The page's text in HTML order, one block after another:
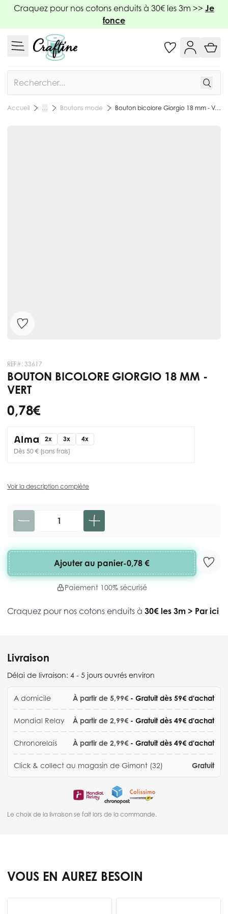
Allez au contenu
Craquez pour nos cotons enduits à 30€ les 3m >> Je
fonce
Accueil … Boutons mode Bouton bicolore Giorgio 18 mm - Vert
REF#: 33617
BOUTON BICOLORE GIORGIO 18 MM -
VERT
0,78 €
2x 3x
4x
Dès 50 € (sans frais)
Voir la description complète
Quantité
Ajouter au panier-0,78 €
Paiement 100% sécurisé
Craquez pour nos cotons enduits à 30€ les 3m > Par ici
Livraison
Délai de livraison: 4 - 5 jours ouvrés environ
A domicile À partir de 5,99€ - Gratuit dès 59€ d'achat
Mondial Relay À partir de 2,99€ - Gratuit dès 49€ d'achat
Chronorelais À partir de 2,99€ - Gratuit dès 49€ d'achat
Click & collect au magasin de Gimont (32) Gratuit
Le choix de la livraison se fait lors de la commande.
VOUS EN AUREZ BESOIN
Press to skip carousel